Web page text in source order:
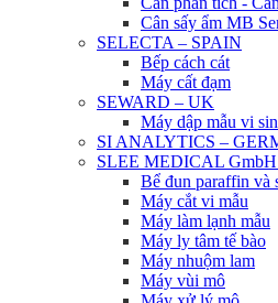
Cân sấy ẩm MB
SELECTA – SPAIN
Bếp cách cát
Máy cất đạm
SEWARD – UK
Máy dập mẫu vi
SI ANALYTICS –
SLEE MEDICAL
Bể đun paraffin và
Máy cắt vi mẫu
Máy làm lạnh mẫu
Máy ly tâm tế bào
Máy nhuộm lam
Máy vùi mô